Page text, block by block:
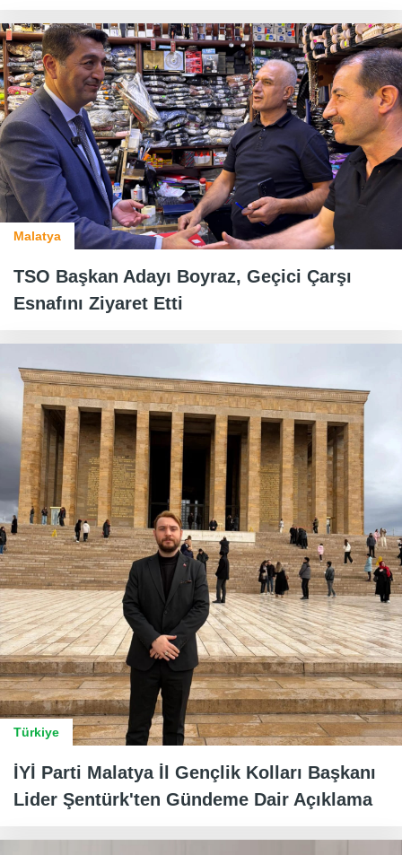
Malatya
TSO Başkan Adayı Boyraz, Geçici Çarşı
Esnafını Ziyaret Etti
Türkiye
İYİ Parti Malatya İl Gençlik Kolları Başkanı
Lider Şentürk'ten Gündeme Dair Açıklama